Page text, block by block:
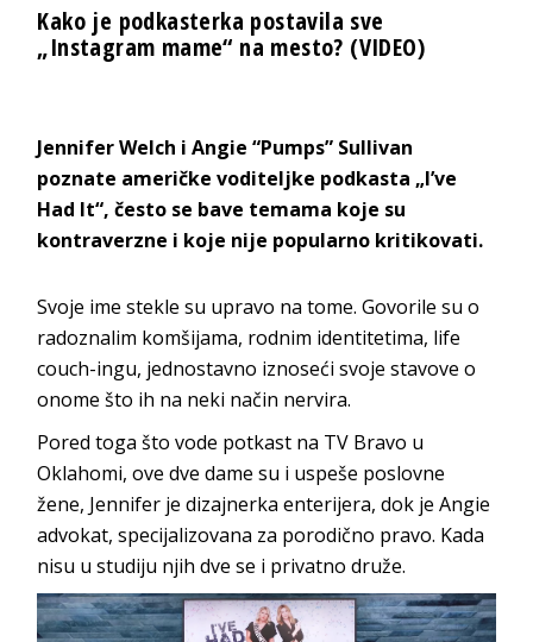
Kako je podkasterka postavila sve
„Instagram mame“ na mesto? (VIDEO)
Jennifer Welch i Angie “Pumps” Sullivan
poznate američke voditeljke podkasta „I’ve
Had It“, često se bave temama koje su
kontraverzne i koje nije popularno kritikovati.
Svoje ime stekle su upravo na tome. Govorile su o
radoznalim komšijama, rodnim identitetima, life
couch-ingu, jednostavno iznoseći svoje stavove o
onome što ih na neki način nervira.
Pored toga što vode potkast na TV Bravo u
Oklahomi, ove dve dame su i uspeše poslovne
žene, Jennifer je dizajnerka enterijera, dok je Angie
advokat, specijalizovana za porodično pravo. Kada
nisu u studiju njih dve se i privatno druže.